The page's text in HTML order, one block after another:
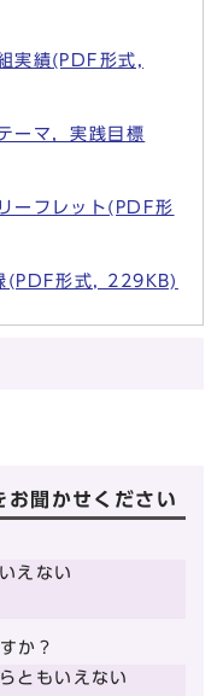
実績(PDF形式,
ーマ，実践目標
ーフレット(PDF形
(PDF形式, 229KB)
お聞かせください
えない
か？
ともいえない